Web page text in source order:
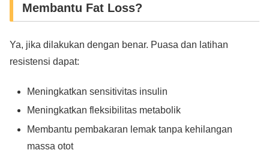
Membantu Fat Loss?
Ya, jika dilakukan dengan benar. Puasa dan latihan
resistensi dapat:
Meningkatkan sensitivitas insulin
Meningkatkan fleksibilitas metabolik
Membantu pembakaran lemak tanpa kehilangan
massa otot